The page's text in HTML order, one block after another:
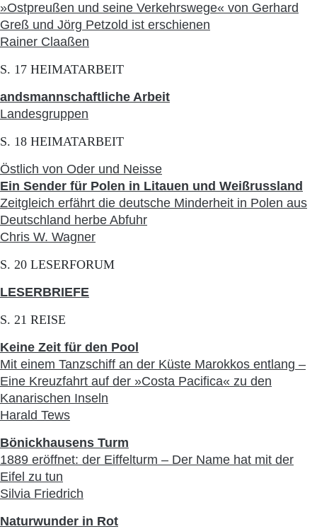
»Ostpreußen und seine Verkehrswege« von Gerhard
Greß und Jörg Petzold ist erschienen
Rainer Claaßen
S. 17 HEIMATARBEIT
andsmannschaftliche Arbeit
Landesgruppen
S. 18 HEIMATARBEIT
Östlich von Oder und Neisse
Ein Sender für Polen in Litauen und Weißrussland
Zeitgleich erfährt die deutsche Minderheit in Polen aus
Deutschland herbe Abfuhr
Chris W. Wagner
S. 20 LESERFORUM
LESERBRIEFE
S. 21 REISE
Keine Zeit für den Pool
Mit einem Tanzschiff an der Küste Marokkos entlang –
Eine Kreuzfahrt auf der »Costa Pacifica« zu den
Kanarischen Inseln
Harald Tews
Bönickhausens Turm
1889 eröffnet: der Eiffelturm – Der Name hat mit der
Eifel zu tun
Silvia Friedrich
Naturwunder in Rot